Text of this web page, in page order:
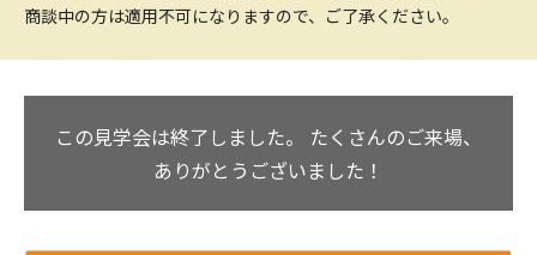
商談中の方は適用不可になりますので、ご了承ください。
この見学会は終了しました。 たくさんのご来場、
ありがとうございました！